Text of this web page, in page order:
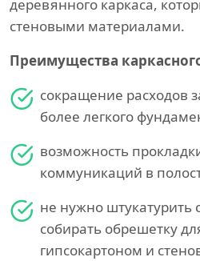
деревянного каркаса,
стеновыми материалами.
Преимущества
сокращение расходов
более легкого
возможность
коммуникаций в
не нужно штукатурить
собирать обрешетку
гипсокартоном и